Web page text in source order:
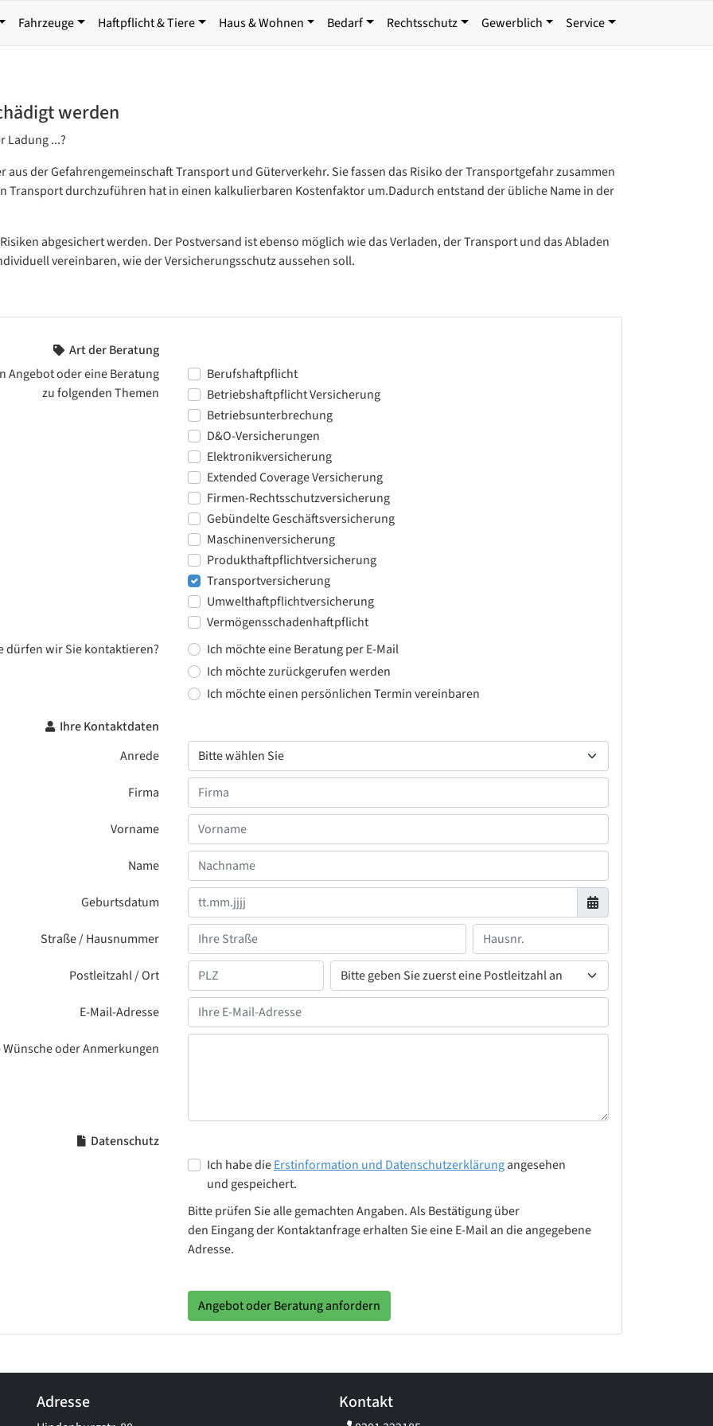
Fahrzeuge Haftpflicht & Tiere Haus & Wohnen Bedarf Rechtsschutz Gewerblich Service
werden
Ladung ...?
der Gefahrengemeinschaft Transport und Güterverkehr. Sie fassen das Risiko der Transportgefahr zusammen
Transport durchzuführen hat in einen kalkulierbaren Kostenfaktor um.Dadurch entstand der übliche Name in der
abgesichert werden. Der Postversand ist ebenso möglich wie das Verladen, der Transport und das Abladen
vereinbaren, wie der Versicherungsschutz aussehen soll.
Art der Beratung
Angebot oder eine Beratung
zu folgenden Themen
Berufshaftpflicht
Betriebshaftpflicht Versicherung
Betriebsunterbrechung
D&O-Versicherungen
Elektronikversicherung
Extended Coverage Versicherung
Firmen-Rechtsschutzversicherung
Gebündelte Geschäftsversicherung
Maschinenversicherung
Produkthaftpflichtversicherung
Transportversicherung
Umwelthaftpflichtversicherung
Vermögensschadenhaftpflicht
dürfen wir Sie kontaktieren?
Ich möchte eine Beratung per E-Mail
Ich möchte zurückgerufen werden
Ich möchte einen persönlichen Termin vereinbaren
Ihre Kontaktdaten
Anrede
Firma
Vorname
Name
Geburtsdatum
Straße / Hausnummer
Postleitzahl / Ort
E-Mail-Adresse
oder Anmerkungen
Datenschutz
Ich habe dieErstinformation und Datenschutzerklärungangesehen
und gespeichert.
Bitte prüfen Sie alle gemachten Angaben. Als Bestätigung über
den Eingang der Kontaktanfrage erhalten Sie eine E-Mail an die angegebene
Adresse.
Angebot oder Beratung anfordern
Adresse Kontakt